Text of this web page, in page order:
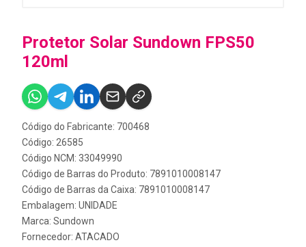
Protetor Solar Sundown FPS50
120ml
Código do Fabricante: 700468
Código: 26585
Código NCM: 33049990
Código de Barras do Produto: 7891010008147
Código de Barras da Caixa: 7891010008147
Embalagem: UNIDADE
Marca: Sundown
Fornecedor: ATACADO